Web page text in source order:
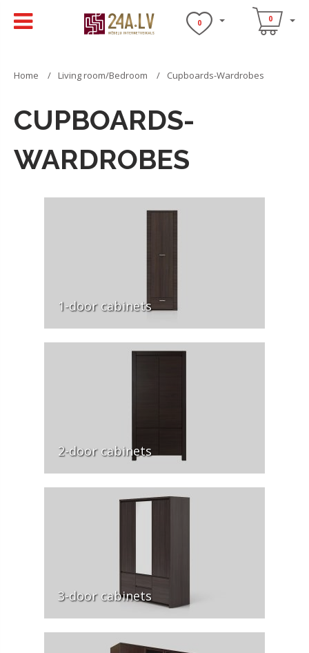
0 0
Home Living room/Bedroom Cupboards-Wardrobes
CUPBOARDS-
WARDROBES
1-door cabinets
2-door cabinets
3-door cabinets